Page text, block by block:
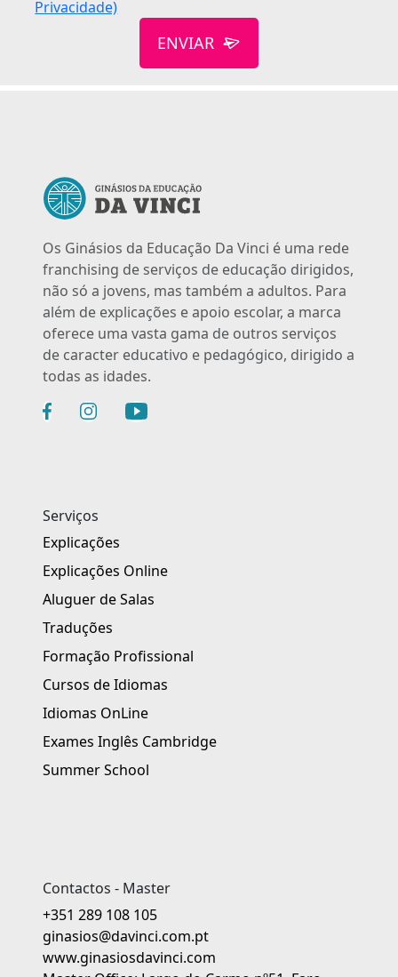
Privacidade)
ENVIAR
Os Ginásios da Educação Da Vinci é uma rede
franchising de serviços de educação dirigidos,
não só a jovens, mas também a adultos. Para
além de explicações e apoio escolar, a marca
oferece uma vasta gama de outros serviços
de caracter educativo e pedagógico, dirigido a
todas as idades.
Serviços
Explicações
Explicações Online
Aluguer de Salas
Traduções
Formação Profissional
Cursos de Idiomas
Idiomas OnLine
Exames Inglês Cambridge
Summer School
Contactos - Master
+351 289 108 105
ginasios@davinci.com.pt
www.ginasiosdavinci.com